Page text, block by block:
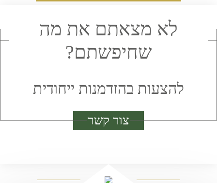
לא מצאתם את מה
שחיפשתם?
להצעות בהזדמנות ייחודית
צור קשר